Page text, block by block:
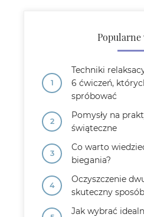
Popularne
Techniki
6 ćwiczeń,
spróbować
Pomysły na
świąteczne
Co warto
biegania?
Oczyszczenie
skuteczny
Jak wybrać